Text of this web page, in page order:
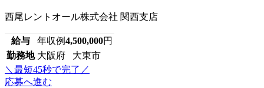
西尾レントオール株式会社 関西支店
給与 年収例4,500,000円
勤務地 大阪府 大東市
＼最短45秒で完了／
応募へ進む